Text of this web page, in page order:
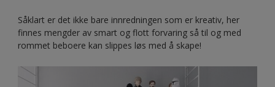
Såklart er det ikke bare innredningen som er kreativ, her
finnes mengder av smart og flott forvaring så til og med
rommet beboere kan slippes løs med å skape!